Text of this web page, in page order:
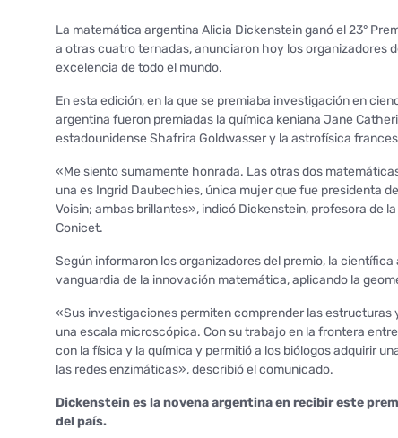
La matemática argentina Alicia Dickenstein ganó el 23°
a otras cuatro ternadas, anunciaron hoy los organizadores
excelencia de todo el mundo.
En esta edición, en la que se premiaba investigación en
argentina fueron premiadas la química keniana Jane
estadounidense Shafrira Goldwasser y la astrofísica
«Me siento sumamente honrada. Las otras dos
una es Ingrid Daubechies, única mujer que fue presidenta
Voisin; ambas brillantes», indicó Dickenstein, profesora de
Conicet.
Según informaron los organizadores del premio, la
vanguardia de la innovación matemática, aplicando la
«Sus investigaciones permiten comprender las estructuras
una escala microscópica. Con su trabajo en la frontera
con la física y la química y permitió a los biólogos adquirir
las redes enzimáticas», describió el comunicado.
Dickenstein es la novena argentina en recibir este
del país.